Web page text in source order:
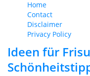
Home
Contact
Disclaimer
Privacy Policy
Ideen für